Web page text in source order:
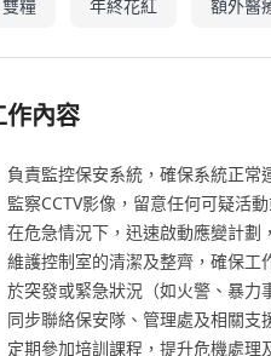
雙糧 年終花紅 額外醫
作內容
負責監控保安系統，確保系統正常
監察CCTV影像，留意任何可疑活
在危急情況下，迅速啟動應變計劃
維護控制室的清潔及整齊，確保工
於突發或緊急狀況（如火警、暴力
同步聯絡保安隊、管理處及相關支
定期參加培訓課程，提升危機處理